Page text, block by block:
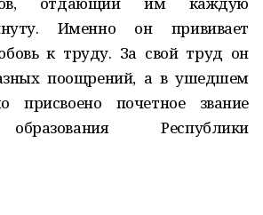
Именно он прививает
к труду. За свой труд он
поощрений, а в ушедшем
почетное звание
Республики